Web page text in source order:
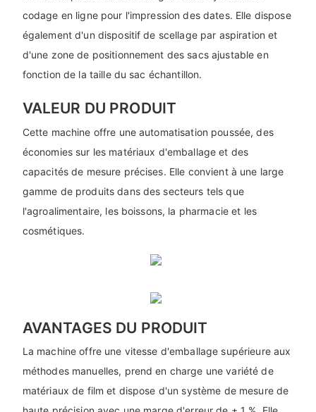
codage en ligne pour l'impression des dates. Elle dispose
également d'un dispositif de scellage par aspiration et
d'une zone de positionnement des sacs ajustable en
fonction de la taille du sac échantillon.
VALEUR DU PRODUIT
Cette machine offre une automatisation poussée, des
économies sur les matériaux d'emballage et des
capacités de mesure précises. Elle convient à une large
gamme de produits dans des secteurs tels que
l'agroalimentaire, les boissons, la pharmacie et les
cosmétiques.
AVANTAGES DU PRODUIT
La machine offre une vitesse d'emballage supérieure aux
méthodes manuelles, prend en charge une variété de
matériaux de film et dispose d'un système de mesure de